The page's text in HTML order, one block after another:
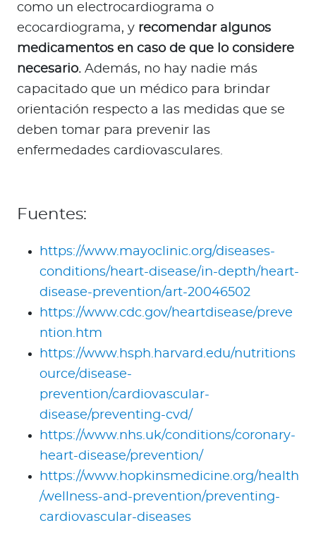
como un electrocardiograma o
ecocardiograma, y recomendar algunos
medicamentos en caso de que lo considere
necesario. Además, no hay nadie más
capacitado que un médico para brindar
orientación respecto a las medidas que se
deben tomar para prevenir las
enfermedades cardiovasculares.
Fuentes:
https://www.mayoclinic.org/diseases-
conditions/heart-disease/in-depth/heart-
disease-prevention/art-20046502
https://www.cdc.gov/heartdisease/preve
ntion.htm
https://www.hsph.harvard.edu/nutritions
ource/disease-
prevention/cardiovascular-
disease/preventing-cvd/
https://www.nhs.uk/conditions/coronary-
heart-disease/prevention/
https://www.hopkinsmedicine.org/health
/wellness-and-prevention/preventing-
cardiovascular-diseases